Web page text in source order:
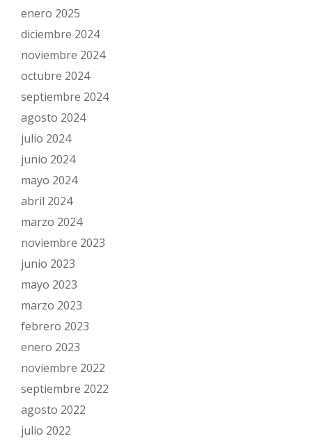
enero 2025
diciembre 2024
noviembre 2024
octubre 2024
septiembre 2024
agosto 2024
julio 2024
junio 2024
mayo 2024
abril 2024
marzo 2024
noviembre 2023
junio 2023
mayo 2023
marzo 2023
febrero 2023
enero 2023
noviembre 2022
septiembre 2022
agosto 2022
julio 2022